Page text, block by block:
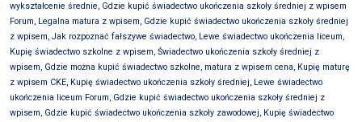
wykształcenie średnie, Gdzie kupić świadectwo ukończenia szkoły średniej z wpisem
Forum, Legalna matura z wpisem, Gdzie kupić świadectwo ukończenia szkoły średniej
z wpisem, Jak rozpoznać fałszywe świadectwo, Lewe świadectwo ukończenia liceum,
Kupię świadectwo szkolne z wpisem, Świadectwo ukończenia szkoły średniej z
wpisem, Gdzie można kupić świadectwo szkolne, matura z wpisem cena, Kupię maturę
z wpisem CKE, Kupię świadectwo ukończenia szkoły średniej, Lewe świadectwo
ukończenia liceum Forum, Gdzie kupić świadectwo ukończenia szkoły średniej z
wpisem, Gdzie kupić świadectwo ukończenia szkoły zawodowej, Kupię świadectwo